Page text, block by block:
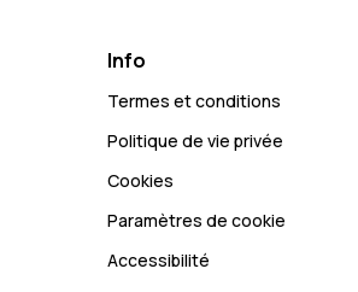
Info
Termes et conditions
Politique de vie privée
Cookies
Paramètres de cookie
Accessibilité